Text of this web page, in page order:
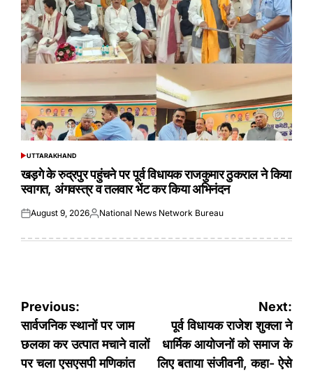
POSTED
UTTARAKHAND
खड़गे के रुद्रपुर पहुंचने पर पूर्व विधायक राजकुमार ठुकराल ने किया
स्वागत, अंगवस्त्र व तलवार भेंट कर किया अभिनंदन
Posted
August 9, 2026Posted
National News Network Bureau
Post
navigation
Previous:
सार्वजनिक स्थानों पर जाम
छलका कर उत्पात मचाने वालों
पर चला एसएसपी मणिकांत
Next:
पूर्व विधायक राजेश शुक्ला ने
धार्मिक आयोजनों को समाज के
लिए बताया संजीवनी, कहा- ऐसे